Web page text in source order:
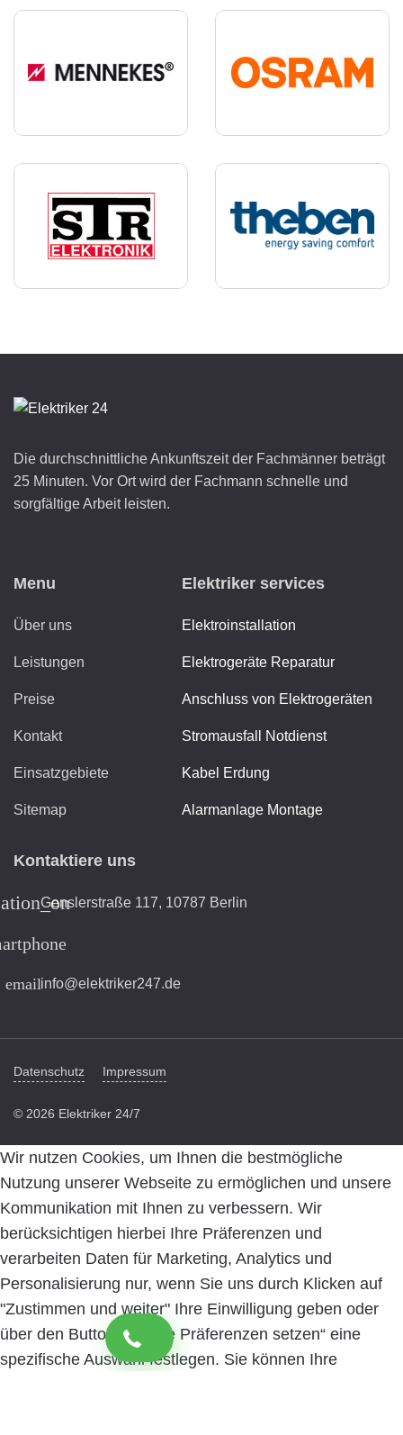
Die durchschnittliche Ankunftszeit der Fachmänner beträgt
25 Minuten. Vor Ort wird der Fachmann schnelle und
sorgfältige Arbeit leisten.
Menu
Über uns
Leistungen
Preise
Kontakt
Einsatzgebiete
Sitemap
Elektriker services
Elektroinstallation
Elektrogeräte Reparatur
Anschluss von Elektrogeräten
Stromausfall Notdienst
Kabel Erdung
Alarmanlage Montage
Kontaktiere uns
Genslerstraße 117, 10787 Berlin
emailinfo@elektriker247.de
Datenschutz Impressum
© 2026 Elektriker 24/7
Wir nutzen Cookies, um Ihnen die bestmögliche
Nutzung unserer Webseite zu ermöglichen und unsere
Kommunikation mit Ihnen zu verbessern. Wir
berücksichtigen hierbei Ihre Präferenzen und
verarbeiten Daten für Marketing, Analytics und
Personalisierung nur, wenn Sie uns durch Klicken auf
"Zustimmen und weiter" Ihre Einwilligung geben oder
über den Button „Cookie Präferenzen setzen“ eine
spezifische Auswahl festlegen. Sie können Ihre